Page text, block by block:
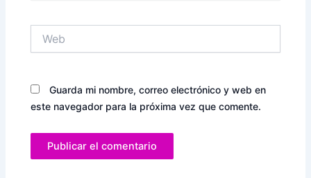
Guarda mi nombre, correo electrónico y web en
este navegador para la próxima vez que comente.